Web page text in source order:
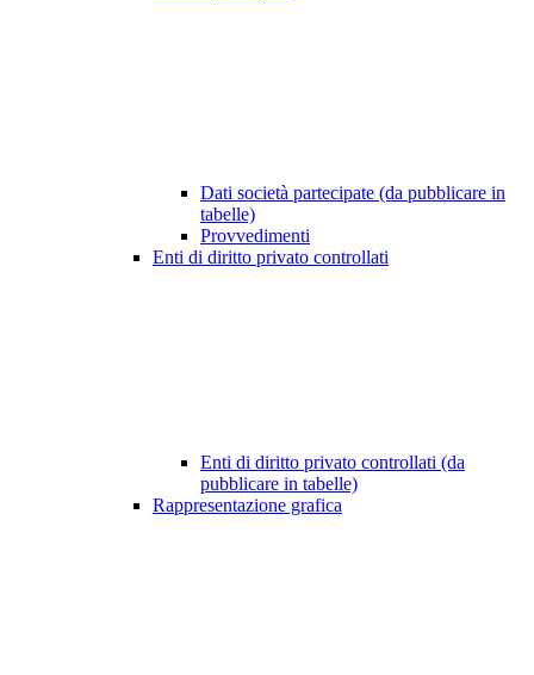
Dati società partecipate (da pubblicare in
tabelle)
Provvedimenti
Enti di diritto privato controllati
Enti di diritto privato controllati (da
pubblicare in tabelle)
Rappresentazione grafica